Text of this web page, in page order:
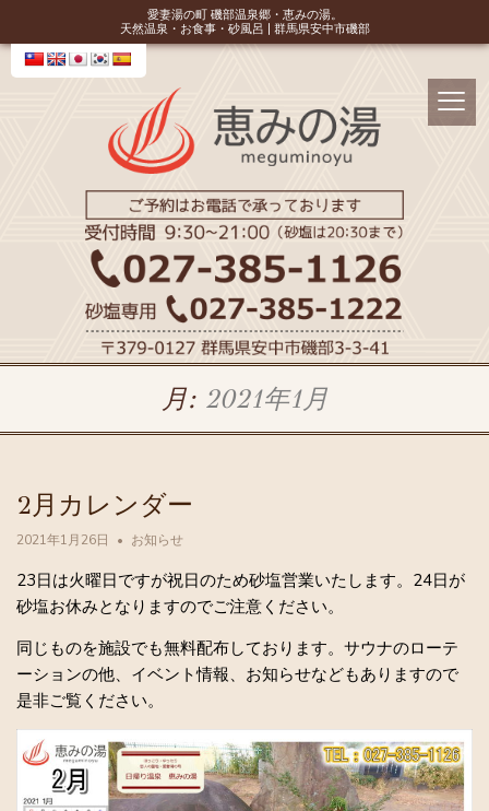
愛妻湯の町 磯部温泉郷・恵みの湯。
天然温泉・お食事・砂風呂 | 群馬県安中市磯部
月: 2021年1月
2月カレンダー
2021年1月26日 お知らせ
23日は火曜日ですが祝日のため砂塩営業いたします。24日が
砂塩お休みとなりますのでご注意ください。
同じものを施設でも無料配布しております。サウナのローテ
ーションの他、イベント情報、お知らせなどもありますので
是非ご覧ください。